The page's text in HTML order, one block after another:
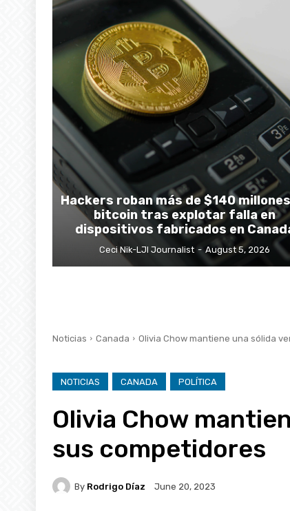
Hackers roban más de $140
bitcoin tras explotar falla en
dispositivos fabricados en
Ceci Nik-LJI Journalist - August 5, 2026